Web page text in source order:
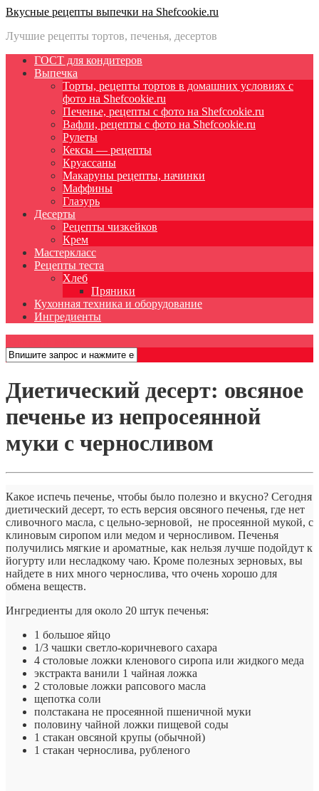
Вкусные рецепты выпечки на Shefcookie.ru
Лучшие рецепты тортов, печенья, десертов
ГОСТ для кондитеров
Выпечка
Торты, рецепты тортов в домашних условиях с
фото на Shefcookie.ru
Печенье, рецепты с фото на Shefcookie.ru
Вафли, рецепты с фото на Shefcookie.ru
Рулеты
Кексы — рецепты
Круассаны
Макаруны рецепты, начинки
Маффины
Глазурь
Десерты
Рецепты чизкейков
Крем
Мастеркласс
Рецепты теста
Хлеб
Пряники
Кухонная техника и оборудование
Ингредиенты
Диетический десерт: овсяное
печенье из непросеянной
муки с черносливом
Какое испечь печенье, чтобы было полезно и вкусно? Сегодня
диетический десерт, то есть версия овсяного печенья, где нет
сливочного масла, с цельно-зерновой, не просеянной мукой, с
клиновым сиропом или медом и черносливом. Печенья
получились мягкие и ароматные, как нельзя лучше подойдут к
йогурту или несладкому чаю. Кроме полезных зерновых, вы
найдете в них много чернослива, что очень хорошо для
обмена веществ.
Ингредиенты для около 20 штук печенья:
1 большое яйцо
1/3 чашки светло-коричневого сахара
4 столовые ложки кленового сиропа или жидкого меда
экстракта ванили 1 чайная ложка
2 столовые ложки рапсового масла
щепотка соли
полстакана не просеянной пшеничной муки
половину чайной ложки пищевой соды
1 стакан овсяной крупы (обычной)
1 стакан чернослива, рубленого